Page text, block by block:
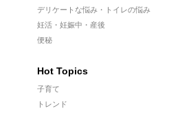
デリケートな悩み・トイレの悩み
妊活・妊娠中・産後
便秘
Hot Topics
子育て
トレンド